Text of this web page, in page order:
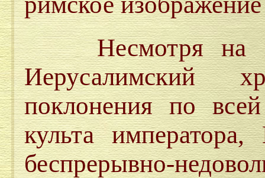
Несмотря на
Иерусалимский
поклонения по
культа
беспрерывно-